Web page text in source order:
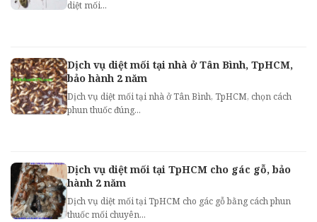
diệt mối...
Dịch vụ diệt mối tại nhà ở Tân Bình, TpHCM,
bảo hành 2 năm
Dịch vụ diệt mối tại nhà ở Tân Bình, TpHCM, chọn cách
phun thuốc đúng...
Dịch vụ diệt mối tại TpHCM cho gác gỗ, bảo
hành 2 năm
Dịch vụ diệt mối tại TpHCM cho gác gỗ bằng cách phun
thuốc mối chuyên...